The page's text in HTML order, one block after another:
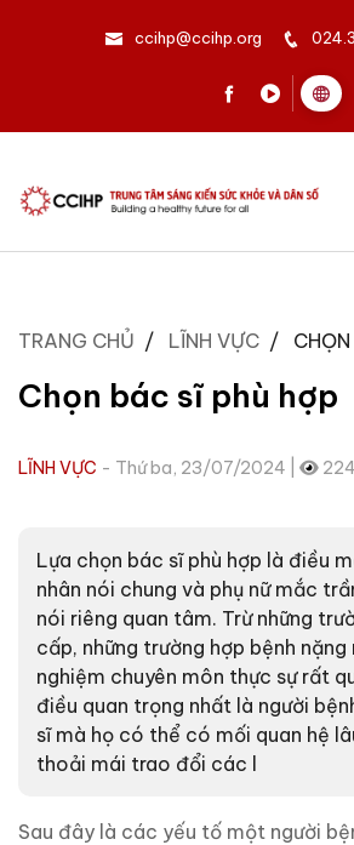
ccihp@ccihp.org
TRANG CHỦ LĨNH VỰC
Chọn bác sĩ phù hợp
LĨNH VỰC - Thứ ba, 23/07/2024 |
Lựa chọn bác sĩ phù hợp là điều
nhân nói chung và phụ nữ mắc
nói riêng quan tâm. Trừ những
cấp, những trường hợp bệnh
nghiệm chuyên môn thực sự rất
điều quan trọng nhất là người
sĩ mà họ có thể có mối quan hệ
thoải mái trao đổi các l
Sau đây là các yếu tố một người